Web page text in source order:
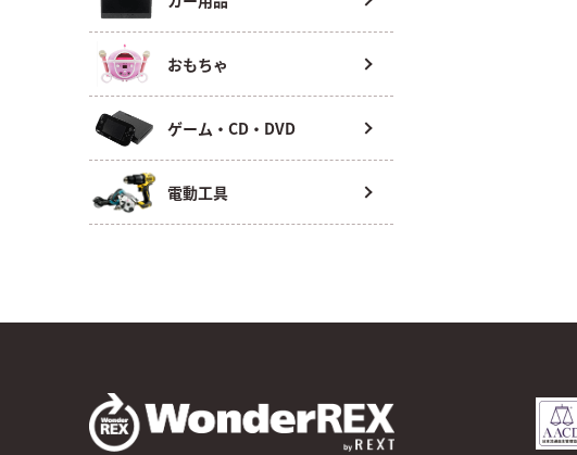
おもちゃ
ゲーム・CD・DVD
電動工具